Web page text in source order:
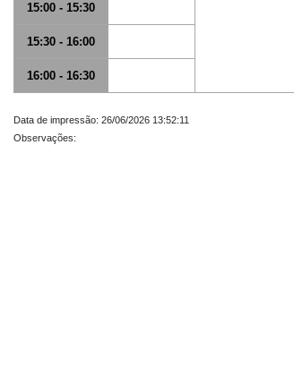
15:00 - 15:30
15:30 - 16:00
16:00 - 16:30
Data de impressão: 26/06/2026 13:52:11
Observações: